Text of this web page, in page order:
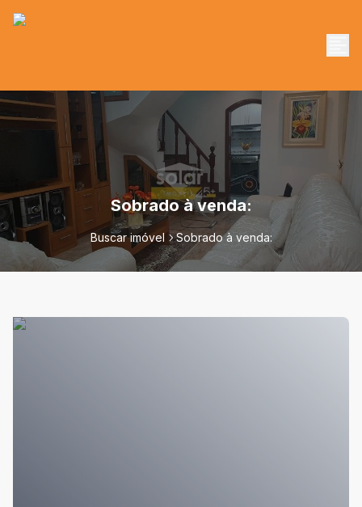
Sobrado à venda:
Buscar imóvel Sobrado à venda: